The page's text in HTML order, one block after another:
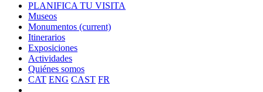
PLANIFICA TU VISITA
Museos
Monumentos (current)
Itinerarios
Exposiciones
Actividades
Quiénes somos
CAT ENG CAST FR